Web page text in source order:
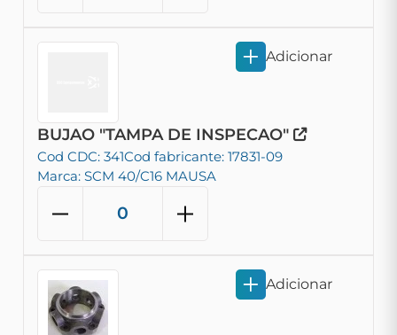
BUJAO "TAMPA DE INSPECAO"
Cod CDC: 341Cod fabricante: 17831-09
Marca: SCM 40/C16 MAUSA
Adicionar
Adicionar